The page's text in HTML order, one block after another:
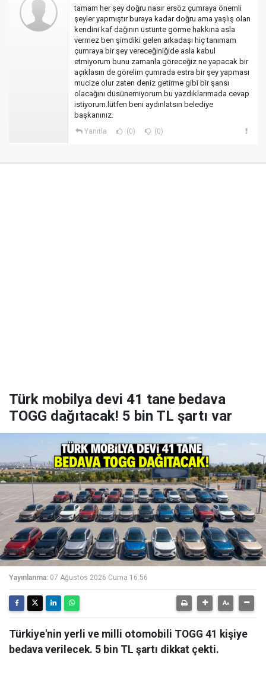
tamam her şey doğru nasır ersöz çumraya önemli
şeyler yapmıştır buraya kadar doğru ama yaşlış olan
kendini kaf dağının üstünte görme hakkına asla
vermez ben şimdiki gelen arkadaşı hiç tanımam
çumraya bir şey vereceğiniğide asla kabul
etmiyorum bunu zamanla göreceğiz ne yapacak bir
açıklasın de görelim çumrada estra bir şey yapması
mucize olur zaten deniz getirme gibi bir şansı
olacağını düsünemiyorum.bu yazdıklarımada cevap
istiyorum.lütfen beni aydınlatsın belediye
başkanınız.
Yanıtla (0) (0)
Türk mobilya devi 41 tane bedava
TOGG dağıtacak! 5 bin TL şartı var
Yayınlanma: 07 Ağustos 2026 Cuma 16:56
Türkiye'nin yerli ve milli otomobili TOGG 41 kişiye
bedava verilecek. 5 bin TL şartı dikkat çekti.